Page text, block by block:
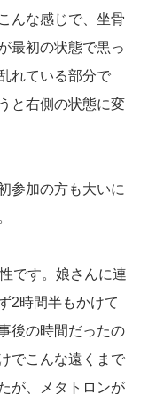
んな感じで、坐骨
最初の状態で黒っ
れている部分で
と右側の状態に変
参加の方も大いに
です。娘さんに連
2時間半もかけて
後の時間だったの
でこんな遠くまで
が、メタトロンが